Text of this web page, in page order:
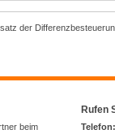
der
beim
Rufen